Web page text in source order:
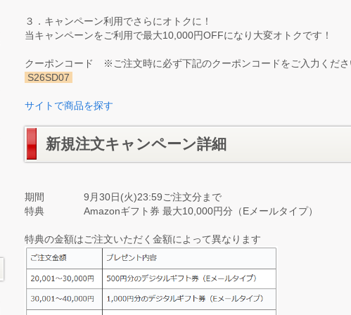
３．キャンペーン利用でさらにオトクに！
当キャンペーンをご利用で最大10,000円OFFになり大変オトクです！
クーポンコード ※ご注文時に必ず下記のクーポンコードをご入力くだ
S26SD07
サイトで商品を探す
新規注文キャンペーン詳細
期間 9月30日(火)23:59ご注文分まで
特典 Amazonギフト券 最大10,000円分（Eメールタイプ）
特典の金額はご注文いただく金額によって異なります